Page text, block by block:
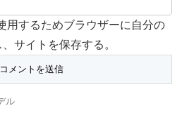
用するためブラウザーに自分の
サイトを保存する。
ル